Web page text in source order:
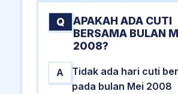
Q
APAKAH ADA CUTI
BERSAMA BULAN
2008?
A
Tidak ada hari cuti
pada bulan Mei 2008